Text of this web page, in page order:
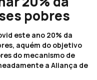
pobres
este ano 20% da
aquém do objetivo
do mecanismo de
a Aliança de